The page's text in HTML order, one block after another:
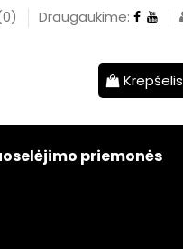
0) Draugaukime:
Krepšelis
priemonės